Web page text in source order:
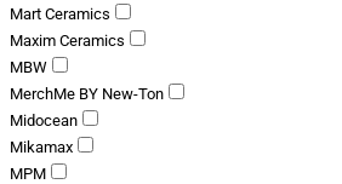
Mart Ceramics
Maxim Ceramics
MBW
MerchMe BY New-Ton
Midocean
Mikamax
MPM